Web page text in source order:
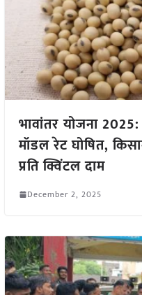
भावांतर योजना
मॉडल रेट घोषित,
प्रति क्विंटल दाम
December 2, 2025